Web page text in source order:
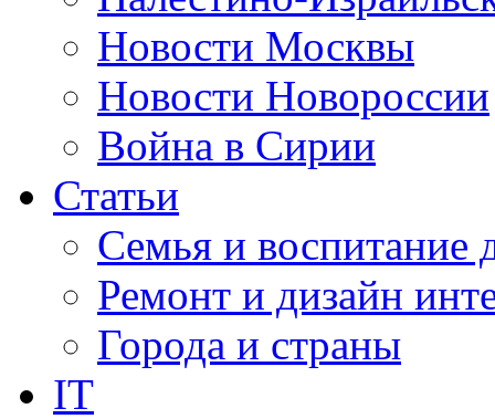
Новости Москвы
Новости Новороссии
Война в Сирии
Статьи
Семья и воспитание
Ремонт и дизайн
Города и страны
IT